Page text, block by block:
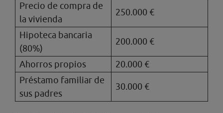
Precio de compra de
la vivienda
250.000 €
Hipoteca bancaria
(80%)
200.000 €
Ahorros propios
20.000 €
Préstamo familiar de
sus padres
30.000 €